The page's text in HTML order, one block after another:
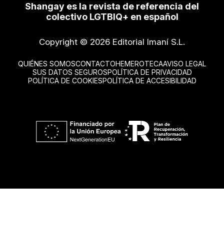
Shangay es la revista de referencia del
colectivo LGTBIQ+ en español
Copyright © 2026 Editorial Imaní S.L.
QUIÉNES SOMOSCONTACTOHEMEROTECAAVISO LEGAL
SUS DATOS SEGUROSPOLÍTICA DE PRIVACIDAD
POLÍTICA DE COOKIESPOLÍTICA DE ACCESIBILIDAD